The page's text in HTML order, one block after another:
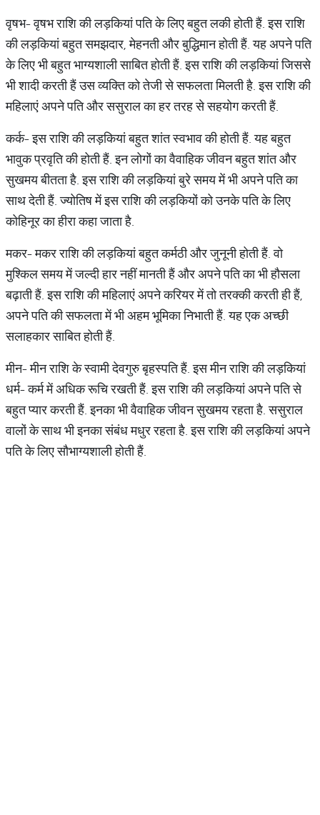
वृषभ- वृषभ राशि की लड़कियां पति के लिए बहुत लकी होती हैं. इस राशि
की लड़कियां बहुत समझदार, मेहनती और बुद्धिमान होती हैं. यह अपने पति
के लिए भी बहुत भाग्‍यशाली साबित होती हैं. इस राशि की लड़कियां जिससे
भी शादी करती हैं उस व्‍यक्ति को तेजी से सफलता मिलती है. इस राशि की
महिलाएं अपने पति और ससुराल का हर तरह से सहयोग करती हैं.
कर्क- इस राशि की लड़कियां बहुत शांत स्वभाव की होती हैं. यह बहुत
भावुक प्रवृति की होती हैं. इन लोगों का वैवाहिक जीवन बहुत शांत और
सुखमय बीतता है. इस राशि की लड़कियां बुरे समय में भी अपने पति का
साथ देती हैं. ज्योतिष में इस राशि की लड़कियों को उनके पति के लिए
कोहिनूर का हीरा कहा जाता है.
मकर- मकर राशि की लड़कियां बहुत कर्मठी और जुनूनी होती हैं. वो
मुश्किल समय में जल्दी हार नहीं मानती हैं और अपने पति का भी हौसला
बढ़ाती हैं. इस राशि की महिलाएं अपने करियर में तो तरक्की करती ही हैं,
अपने पति की सफलता में भी अहम भूमिका निभाती हैं. यह एक अच्छी
सलाहकार साबित होती हैं.
मीन- मीन राशि के स्वामी देवगुरु बृहस्पति हैं. इस मीन राशि की लड़कियां
धर्म- कर्म में अधिक रूचि रखती हैं. इस राशि की लड़कियां अपने पति से
बहुत प्यार करती हैं. इनका भी वैवाहिक जीवन सुखमय रहता है. ससुराल
वालों के साथ भी इनका संबंध मधुर रहता है. इस राशि की लड़कियां अपने
पति के लिए सौभाग्यशाली होती हैं.